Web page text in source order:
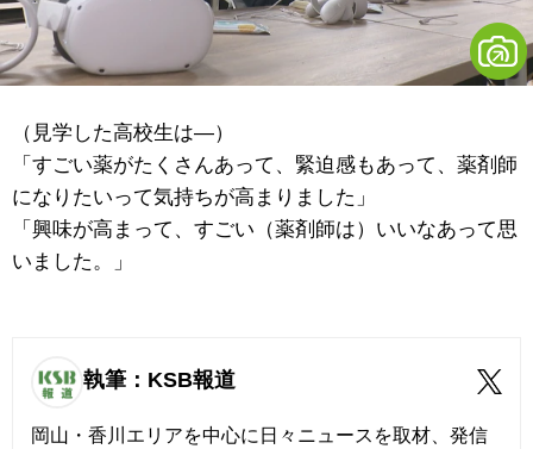
（見学した高校生は―）
「すごい薬がたくさんあって、緊迫感もあって、薬剤師
になりたいって気持ちが高まりました」
「興味が高まって、すごい（薬剤師は）いいなあって思
いました。」
執筆：KSB報道
岡山・香川エリアを中心に日々ニュースを取材、発信